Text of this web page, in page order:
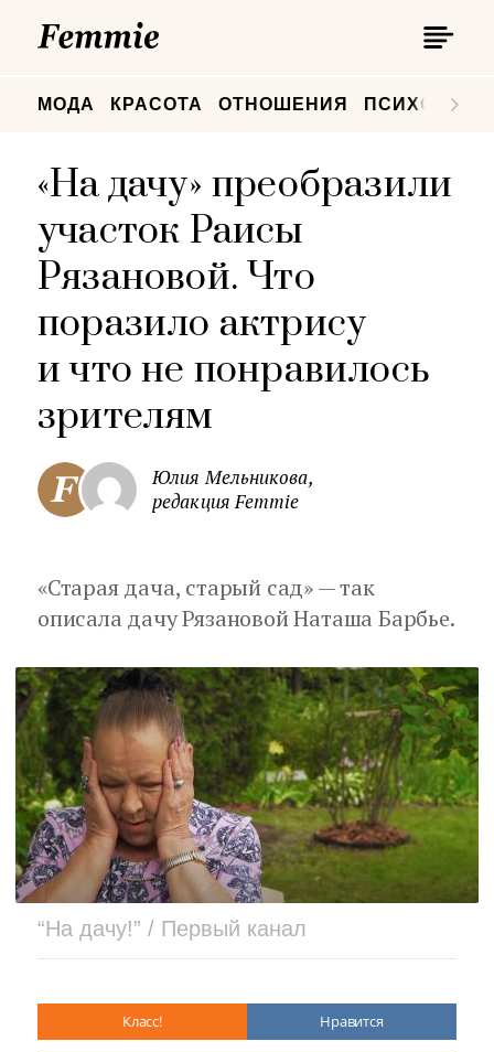
МОДА КРАСОТА ОТНОШЕНИЯ
«На дачу» преобразили
участок Раисы
Рязановой. Что
поразило актрису
и что не понравилось
зрителям
Юлия Мельникова,
редакция Femmie
«Старая дача, старый сад» — так
описала дачу Рязановой Наташа Барбье.
“На дачу!” / Первый канал
Класс! Нравится